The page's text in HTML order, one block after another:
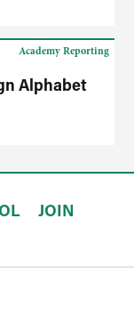
Alphabet
Academy Reporting
JOIN